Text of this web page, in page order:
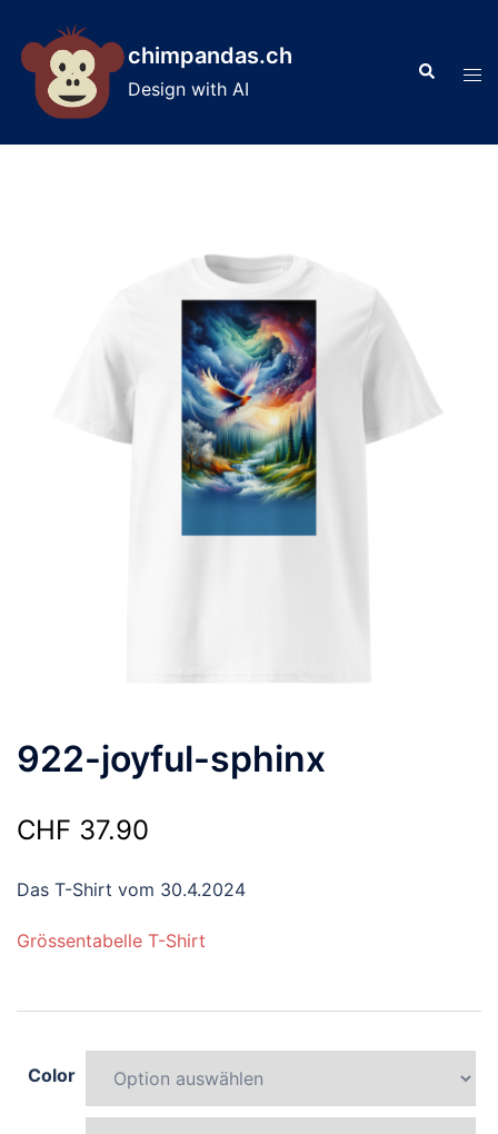
content
chimpandas.ch
Design with AI
Search
922-joyful-sphinx
CHF 37.90
Das T-Shirt vom 30.4.2024
Grössentabelle T-Shirt
Color